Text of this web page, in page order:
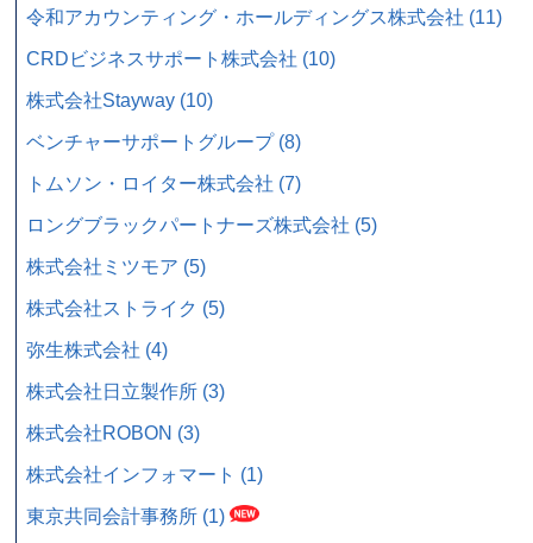
令和アカウンティング・ホールディングス株式会社 (11)
CRDビジネスサポート株式会社 (10)
株式会社Stayway (10)
ベンチャーサポートグループ (8)
トムソン・ロイター株式会社 (7)
ロングブラックパートナーズ株式会社 (5)
株式会社ミツモア (5)
株式会社ストライク (5)
弥生株式会社 (4)
株式会社日立製作所 (3)
株式会社ROBON (3)
株式会社インフォマート (1)
東京共同会計事務所 (1)